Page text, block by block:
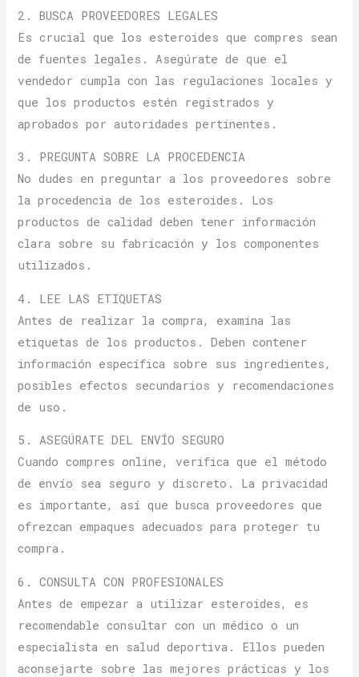
2. BUSCA PROVEEDORES LEGALES
Es crucial que los esteroides que compres sean
de fuentes legales. Asegúrate de que el
vendedor cumpla con las regulaciones locales y
que los productos estén registrados y
aprobados por autoridades pertinentes.
3. PREGUNTA SOBRE LA PROCEDENCIA
No dudes en preguntar a los proveedores sobre
la procedencia de los esteroides. Los
productos de calidad deben tener información
clara sobre su fabricación y los componentes
utilizados.
4. LEE LAS ETIQUETAS
Antes de realizar la compra, examina las
etiquetas de los productos. Deben contener
información específica sobre sus ingredientes,
posibles efectos secundarios y recomendaciones
de uso.
5. ASEGÚRATE DEL ENVÍO SEGURO
Cuando compres online, verifica que el método
de envío sea seguro y discreto. La privacidad
es importante, así que busca proveedores que
ofrezcan empaques adecuados para proteger tu
compra.
6. CONSULTA CON PROFESIONALES
Antes de empezar a utilizar esteroides, es
recomendable consultar con un médico o un
especialista en salud deportiva. Ellos pueden
aconsejarte sobre las mejores prácticas y los